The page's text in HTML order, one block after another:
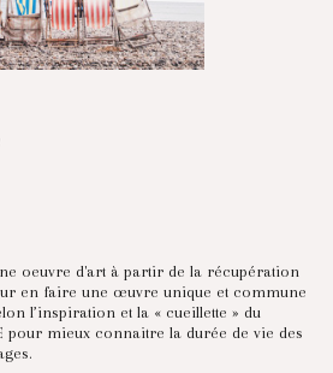
oeuvre d'art à partir de la récupération
en faire une œuvre unique et commune
l’inspiration et la « cueillette » du
pour mieux connaitre la durée de vie des